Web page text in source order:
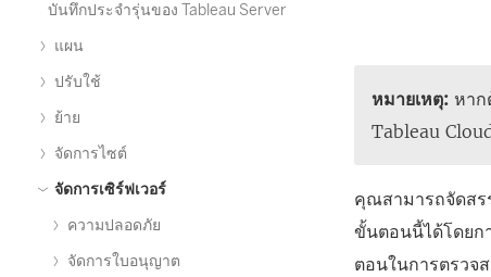
บันทึกประจำรุ่นของ Tableau Server
แผน
ปรับใช้
ย้าย
จัดการไซต์
จัดการเซิร์ฟเวอร์
ความปลอดภัย
จัดการใบอนุญาต
หมายเหตุ: หาก
Tableau
คุณสามารถจัดส
ขั้นตอนนี้ได้โดยก
ตอนในการตรวจ